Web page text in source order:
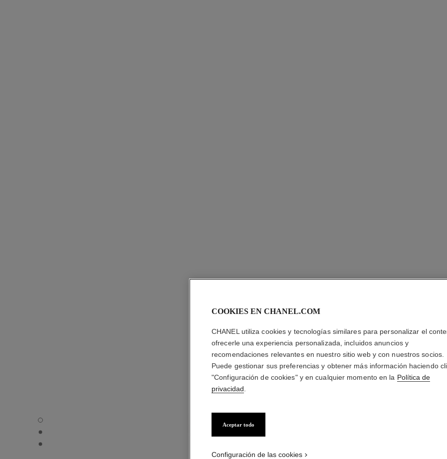
ROUGE COCO BAUME - Vista por defecto
ROUGE COCO BAUME - Vista alternativa 1
ROUGE COCO BAUME - Vista de la textura básica
ROUGE
Tratamiento
COOKIES EN CHANEL.COM
CHANEL utiliza cookies y tecnologías similares para personalizar el
ofrecerle una experiencia personalizada, incluidos anuncios y
recomendaciones relevantes en nuestro sitio web y con nuestros socios.
Puede gestionar sus preferencias y obtener más información haciendo
"Configuración de cookies" y en cualquier momento en la Política de
privacidad
Aceptar todo
Configuración de las cookies